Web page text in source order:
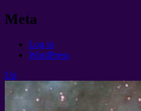
Meta
Log in
WordPress
Up